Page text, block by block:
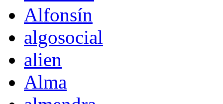
Alfonsín
algosocial
alien
Alma